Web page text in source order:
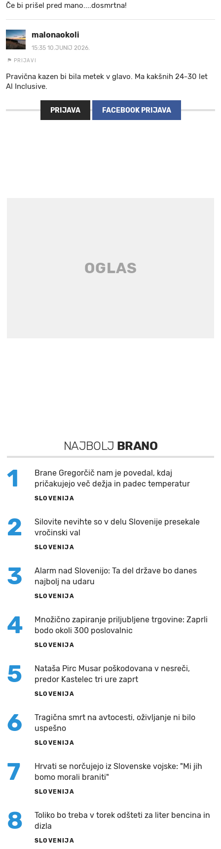
Če bi prišel pred mano....dosmrtna!
malonaokoli
15:35 10.JUNIJ 2026.
PRIJAVI
Pravična kazen bi bila metek v glavo. Ma kakšnih 24-30 let
Al Inclusive.
PRIJAVA FACEBOOK PRIJAVA
NAJBOLJ BRANO
1
Brane Gregorčič nam je povedal, kdaj
pričakujejo več dežja in padec temperatur
SLOVENIJA
2
Silovite nevihte so v delu Slovenije presekale
vročinski val
SLOVENIJA
3
Alarm nad Slovenijo: Ta del države bo danes
najbolj na udaru
SLOVENIJA
4
Množično zapiranje priljubljene trgovine: Zaprli
bodo okoli 300 poslovalnic
SLOVENIJA
5
Nataša Pirc Musar poškodovana v nesreči,
predor Kastelec tri ure zaprt
SLOVENIJA
6
Tragična smrt na avtocesti, oživljanje ni bilo
uspešno
SLOVENIJA
7
Hrvati se norčujejo iz Slovenske vojske: "Mi jih
bomo morali braniti"
SLOVENIJA
8
Toliko bo treba v torek odšteti za liter bencina in
dizla
SLOVENIJA